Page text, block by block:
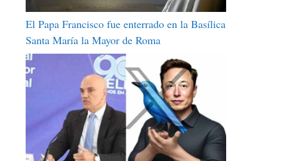
El Papa Francisco fue enterrado en la Basílica
Santa María la Mayor de Roma